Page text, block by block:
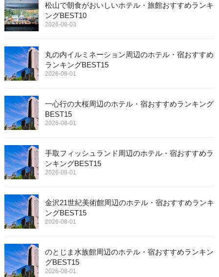
松山で朝食がおいしいホテル・旅館おすすめランキ
ングBEST10
2026-08-03
丸の内イルミネーション周辺のホテル・宿おすすめ
ランキングBEST15
2026-08-01
一心行の大桜周辺のホテル・宿おすすめランキング
BEST15
2026-08-01
手取フィッシュランド周辺のホテル・宿おすすめラ
ンキングBEST15
2026-08-01
金沢21世紀美術館周辺のホテル・宿おすすめランキ
ングBEST15
2026-08-01
のとじま水族館周辺のホテル・宿おすすめランキン
グBEST15
2026-08-01